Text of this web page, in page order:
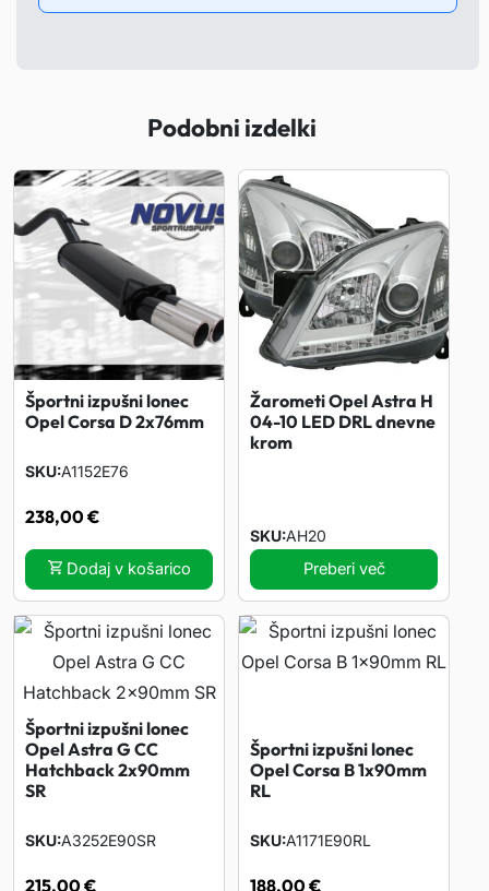
p
g
a
9
4
0
L
D
e
i
e
v
r
Podobni izdelki
Športni izpušni lonec
Opel Corsa D 2x76mm
SKU A1152E76
238,00€
Dodaj v košarico
Žarometi Opel Astra H
04-10 LED DRL dnevne
krom
SKU AH20
Preberi več
Športni izpušni lonec
Opel Astra G CC
Hatchback 2x90mm
SR
SKU A3252E90SR
215,00€
Športni izpušni lonec
Opel Corsa B 1x90mm
RL
SKU A1171E90RL
188,00€